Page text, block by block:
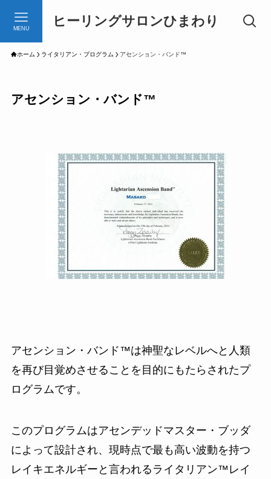
ヒーリングサロンひまわり
MENU
ホーム ライタリアン・プログラム アセンション・バンド™
アセンション・バンド™
アセンション・バンド™は神聖なレベルへと人類
を再び目覚めさせることを目的にもたらされたプ
ログラムです。
このプログラムはアセンデッドマスター・ブッダ
によって設計され、現時点で最も高い波動を持つ
レイキエネルギーと言われるライタリアン™レイ